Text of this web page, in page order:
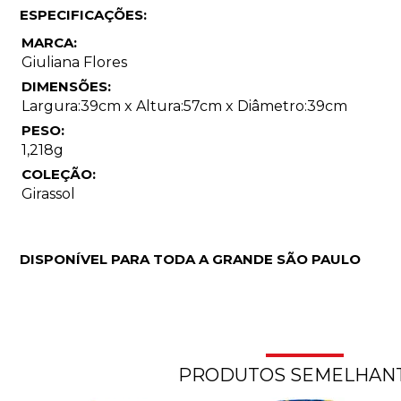
ESPECIFICAÇÕES:
MARCA:
Giuliana Flores
DIMENSÕES:
Largura:39cm x Altura:57cm x Diâmetro:39cm
PESO:
1,218g
COLEÇÃO:
Girassol
DISPONÍVEL PARA TODA A GRANDE SÃO PAULO
PRODUTOS